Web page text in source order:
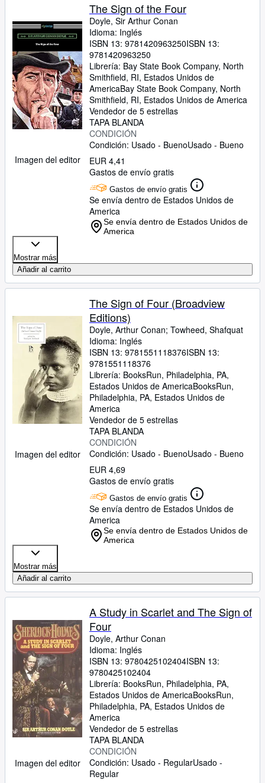
Imagen del editor
The Sign of the Four
Doyle, Sir Arthur Conan
Idioma: Inglés
ISBN 13: 9781420963250ISBN 13:
9781420963250
Librería: Bay State Book Company, North
Smithfield, RI, Estados Unidos de
AmericaBay State Book Company, North
Smithfield, RI, Estados Unidos de America
Vendedor de 5 estrellas
TAPA BLANDA
CONDICIÓN
Condición: Usado - BuenoUsado - Bueno
EUR 4,41
Gastos de envío gratis
Gastos de envío gratis
Se envía dentro de Estados Unidos de
America
Se envía dentro de Estados Unidos de
America
Mostrar más
Añadir al carrito
Imagen del editor
The Sign of Four (Broadview
Editions)
Doyle, Arthur Conan; Towheed, Shafquat
Idioma: Inglés
ISBN 13: 9781551118376ISBN 13:
9781551118376
Librería: BooksRun, Philadelphia, PA,
Estados Unidos de AmericaBooksRun,
Philadelphia, PA, Estados Unidos de
America
Vendedor de 5 estrellas
TAPA BLANDA
CONDICIÓN
Condición: Usado - BuenoUsado - Bueno
EUR 4,69
Gastos de envío gratis
Gastos de envío gratis
Se envía dentro de Estados Unidos de
America
Se envía dentro de Estados Unidos de
America
Mostrar más
Añadir al carrito
Imagen del editor
A Study in Scarlet and The Sign of
Four
Doyle, Arthur Conan
Idioma: Inglés
ISBN 13: 9780425102404ISBN 13:
9780425102404
Librería: BooksRun, Philadelphia, PA,
Estados Unidos de AmericaBooksRun,
Philadelphia, PA, Estados Unidos de
America
Vendedor de 5 estrellas
TAPA BLANDA
CONDICIÓN
Condición: Usado - RegularUsado -
Regular